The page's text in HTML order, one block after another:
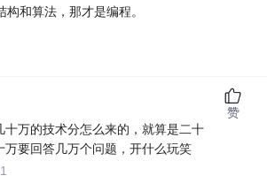
和算法，那才是编程。
十万的技术分怎么来的，就算是二十
万要回答几万个问题，开什么玩笑
赞